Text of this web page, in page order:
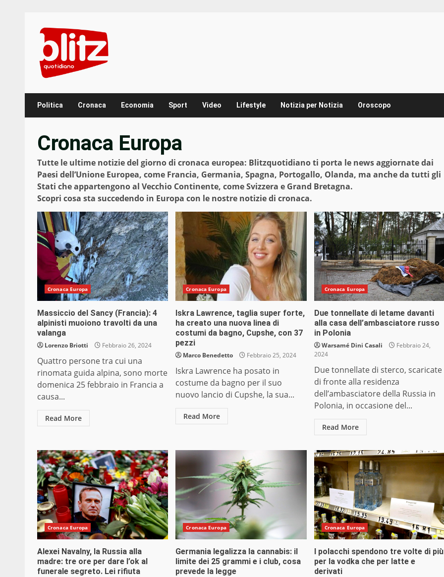
content
Politica Cronaca Economia Sport Video Lifestyle Notizia per Notizia Oroscopo
Cronaca Europa
Tutte le ultime notizie del giorno di cronaca europea: Blitzquotidiano ti porta le news aggiornate dai
Paesi dell’Unione Europea, come Francia, Germania, Spagna, Portogallo, Olanda, ma anche da tutti gli
Stati che appartengono al Vecchio Continente, come Svizzera e Grand Bretagna.
Scopri cosa sta succedendo in Europa con le nostre notizie di cronaca.
Cronaca Europa
Massiccio del Sancy (Francia): 4
alpinisti muoiono travolti da una
valanga
Lorenzo Briotti Febbraio 26, 2024
Quattro persone tra cui una
rinomata guida alpina, sono morte
domenica 25 febbraio in Francia a
causa...
Read More
Cronaca Europa
Iskra Lawrence, taglia super forte,
ha creato una nuova linea di
costumi da bagno, Cupshe, con 37
pezzi
Marco Benedetto Febbraio 25, 2024
Iskra Lawrence ha posato in
costume da bagno per il suo
nuovo lancio di Cupshe, la sua...
Read More
Cronaca Europa
Due tonnellate di letame davanti
alla casa dell’ambasciatore russo
in Polonia
Warsamé Dini Casali
Febbraio 24,
2024
Due tonnellate di sterco, scaricate
di fronte alla residenza
dell’ambasciatore della Russia in
Polonia, in occasione del...
Read More
Cronaca Europa
Alexei Navalny, la Russia alla
madre: tre ore per dare l’ok al
funerale segreto. Lei rifiuta
Cronaca Europa
Germania legalizza la cannabis: il
limite dei 25 grammi e i club, cosa
prevede la legge
Cronaca Europa
I polacchi spendono tre volte di più
per la vodka che per latte e
derivati